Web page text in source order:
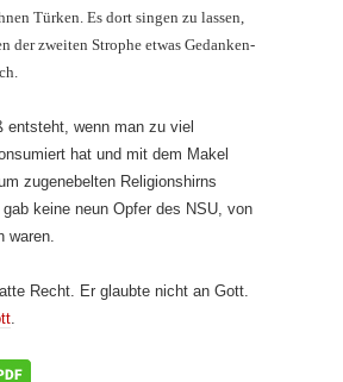
Türken. Es dort singen zu lassen,
der zweiten Strophe etwas Gedan­ken­
entsteht, wenn man zu viel
hat und mit dem Makel
zugenebelten Religionshirns
keine neun Opfer des NSU, von
waren.
Recht. Er glaubte nicht an Gott.
.